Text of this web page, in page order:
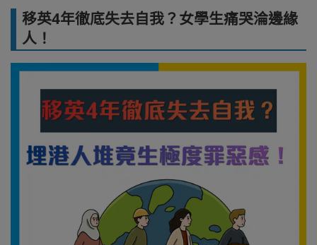
移英4年徹底失去自我？女學生痛哭淪邊緣
人！